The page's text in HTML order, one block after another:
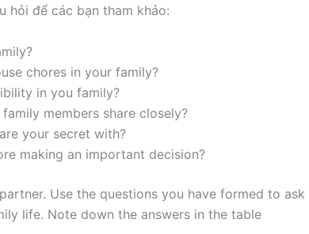
hỏi để các bạn tham khảo:
chores in your family?
in you family?
members share closely?
your secret with?
making an important decision?
Use the questions you have formed to ask
life. Note down the answers in the table